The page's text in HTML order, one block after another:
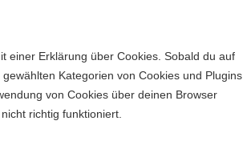
sonstiges
einer Erklärung über Cookies. Sobald du auf
Kategorien von Cookies und Plugins
von Cookies über deinen Browser
richtig funktioniert.